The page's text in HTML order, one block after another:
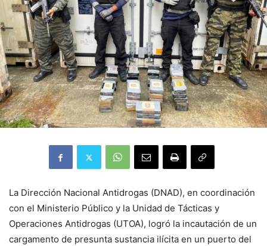
La Dirección Nacional Antidrogas (DNAD), en coordinación
con el Ministerio Público y la Unidad de Tácticas y
Operaciones Antidrogas (UTOA), logró la incautación de un
cargamento de presunta sustancia ilícita en un puerto del